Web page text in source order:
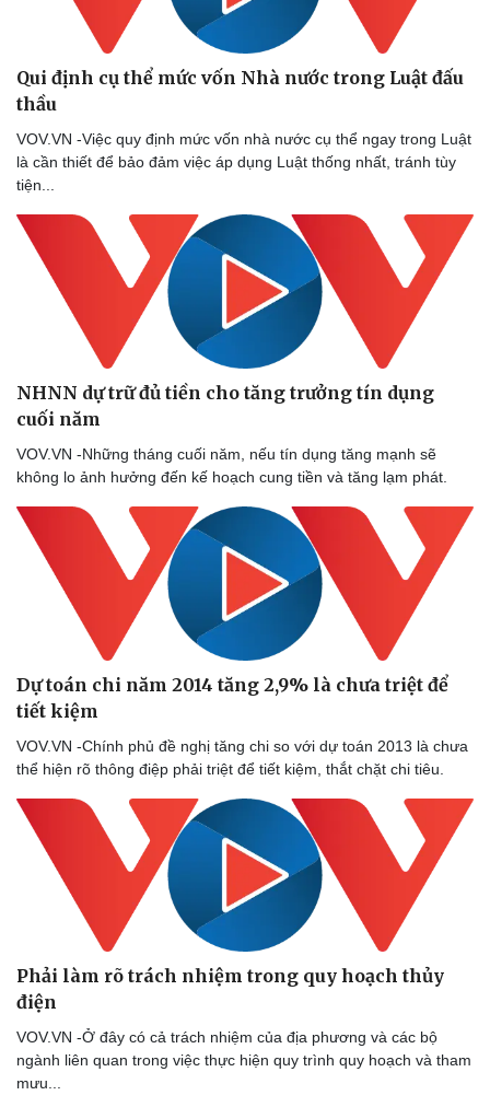
Doanh nghiệp
Thông tin doanh nghiệp
Doanh nhân
Vì cộng đồng
Công nghệ
Sành điệu
Tin Công nghệ
Trải nghiệm
Qui định cụ thể mức vốn Nhà nước trong Luật đấu
thầu
VOV.VN -Việc quy định mức vốn nhà nước cụ thể ngay trong Luật
là cần thiết để bảo đảm việc áp dụng Luật thống nhất, tránh tùy
tiện...
NHNN dự trữ đủ tiền cho tăng trưởng tín dụng
cuối năm
VOV.VN -Những tháng cuối năm, nếu tín dụng tăng mạnh sẽ
không lo ảnh hưởng đến kế hoạch cung tiền và tăng lạm phát.
Dự toán chi năm 2014 tăng 2,9% là chưa triệt để
tiết kiệm
VOV.VN -Chính phủ đề nghị tăng chi so với dự toán 2013 là chưa
thể hiện rõ thông điệp phải triệt để tiết kiệm, thắt chặt chi tiêu.
Phải làm rõ trách nhiệm trong quy hoạch thủy
điện
VOV.VN -Ở đây có cả trách nhiệm của địa phương và các bộ
ngành liên quan trong việc thực hiện quy trình quy hoạch và tham
mưu...